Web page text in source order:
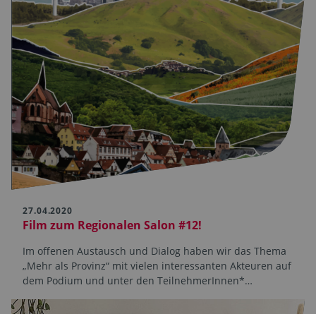
27.04.2020
Film zum Regionalen Salon #12!
Im offenen Austausch und Dialog haben wir das Thema
„Mehr als Provinz“ mit vielen interessanten Akteuren auf
dem Podium und unter den TeilnehmerInnen*…